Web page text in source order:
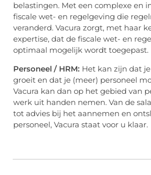
belastingen. Met een complexe en
fiscale wet- en regelgeving die
veranderd. Vacura zorgt, met haar
expertise, dat de fiscale wet- en
optimaal mogelijk wordt toegepast.
Personeel / HRM: Het kan zijn dat
groeit en dat je (meer) personeel
Vacura kan dan op het gebied van
werk uit handen nemen. Van de
tot advies bij het aannemen en
personeel, Vacura staat voor u klaar.